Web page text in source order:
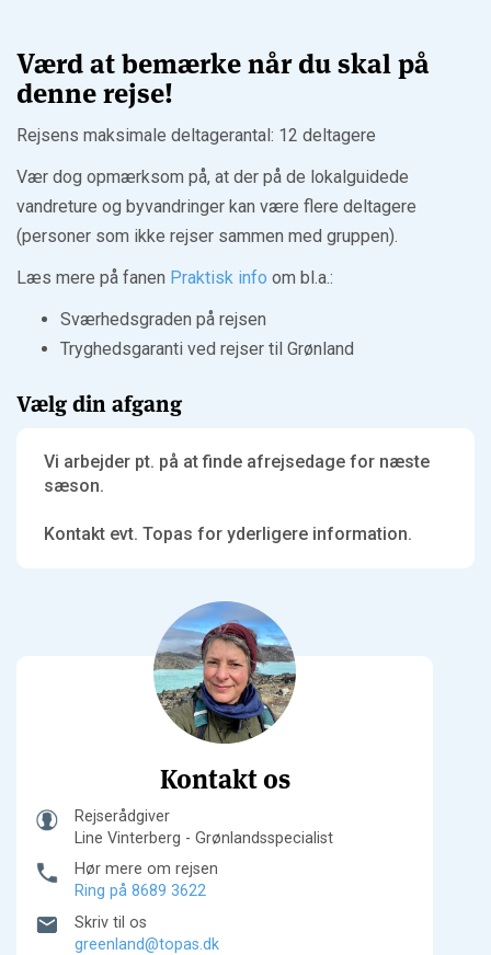
Værd at bemærke når du skal på
denne rejse!
Rejsens maksimale deltagerantal: 12 deltagere
Vær dog opmærksom på, at der på de lokalguidede
vandreture og byvandringer kan være flere deltagere
(personer som ikke rejser sammen med gruppen).
Læs mere på fanen Praktisk info om bl.a.:
Sværhedsgraden på rejsen
Tryghedsgaranti ved rejser til Grønland
Vælg din afgang
Vi arbejder pt. på at finde afrejsedage for næste
sæson.
Kontakt evt. Topas for yderligere information.
Kontakt os
Rejserådgiver
Line Vinterberg - Grønlandsspecialist
Hør mere om rejsen
Ring på 8689 3622
Skriv til os
greenland@topas.dk